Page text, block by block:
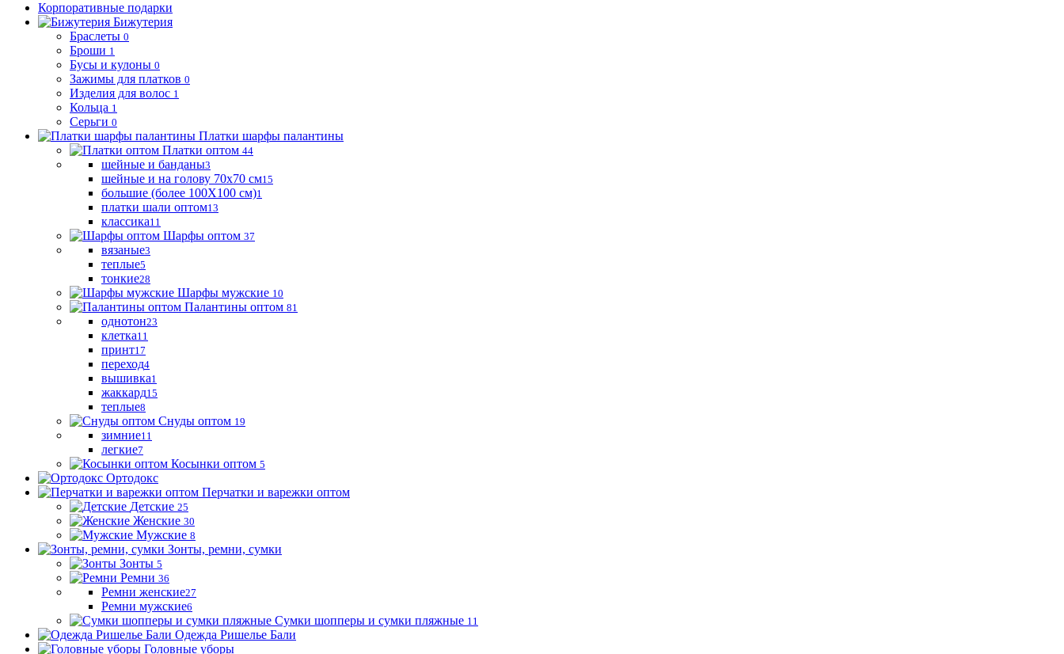
Корпоративные подарки
Бижутерия
Браслеты 0
Броши 1
Бусы и кулоны 0
Зажимы для платков 0
Изделия для волос 1
Кольца 1
Серьги 0
Платки шарфы палантины
Платки оптом 44
шейные и банданы3
шейные и на голову 70х70 см15
большие (более 100Х100 см)1
платки шали оптом13
классика11
Шарфы оптом 37
вязаные3
теплые5
тонкие28
Шарфы мужские 10
Палантины оптом 81
однотон23
клетка11
принт17
переход4
вышивка1
жаккард15
теплые8
Снуды оптом 19
зимние11
легкие7
Косынки оптом 5
Ортодокс
Перчатки и варежки оптом
Детские 25
Женские 30
Мужские 8
Зонты, ремни, сумки
Зонты 5
Ремни 36
Ремни женские27
Ремни мужские6
Сумки шопперы и сумки пляжные 11
Одежда Ришелье Бали
Головные уборы